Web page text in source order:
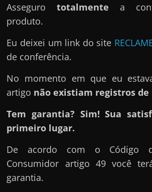
Assegurototalmente a
produto.
Eu deixei um link do site
de conferência.
No momento em que eu
artigo não existiam registros de
Tem garantia? Sim! Sua
primeiro lugar.
De acordo com o Código
Consumidor artigo 49 você
garantia.